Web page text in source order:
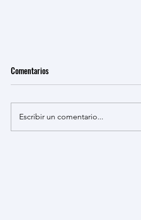
MARTES SIN CENSURA 7PM
Comentarios
Escribir un comentario...